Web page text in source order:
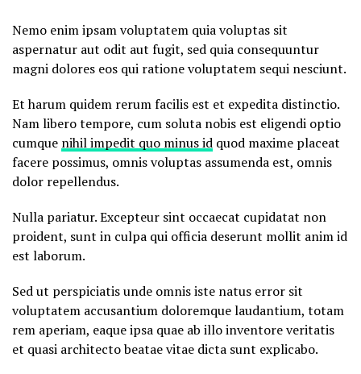
Nemo enim ipsam voluptatem quia voluptas sit
aspernatur aut odit aut fugit, sed quia consequuntur
magni dolores eos qui ratione voluptatem sequi nesciunt.
Et harum quidem rerum facilis est et expedita distinctio.
Nam libero tempore, cum soluta nobis est eligendi optio
cumque nihil impedit quo minus id quod maxime placeat
facere possimus, omnis voluptas assumenda est, omnis
dolor repellendus.
Nulla pariatur. Excepteur sint occaecat cupidatat non
proident, sunt in culpa qui officia deserunt mollit anim id
est laborum.
Sed ut perspiciatis unde omnis iste natus error sit
voluptatem accusantium doloremque laudantium, totam
rem aperiam, eaque ipsa quae ab illo inventore veritatis
et quasi architecto beatae vitae dicta sunt explicabo.